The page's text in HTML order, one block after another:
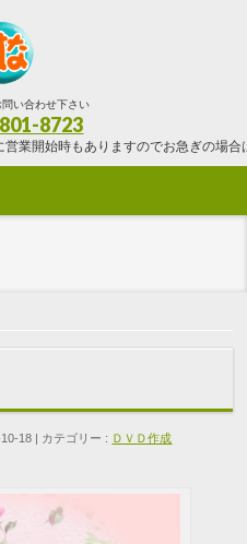
い合わせ下さい
8723
業開始時もありますのでお急ぎの場
18 カテゴリー : ＤＶＤ作成